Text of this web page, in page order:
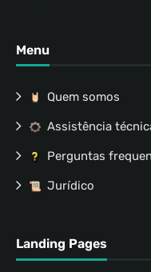
Menu
Quem somos
Assistência
Perguntas
Jurídico
Landing Pages